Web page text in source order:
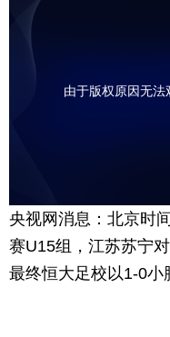
由于版权原因无
央视网消息：北京时
赛U15组，江苏苏宁
最终恒大足校以1-0小